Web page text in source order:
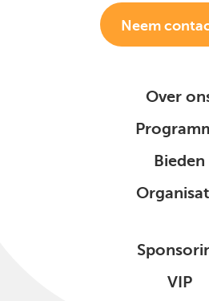
Neem
Over
Bieden
VIP